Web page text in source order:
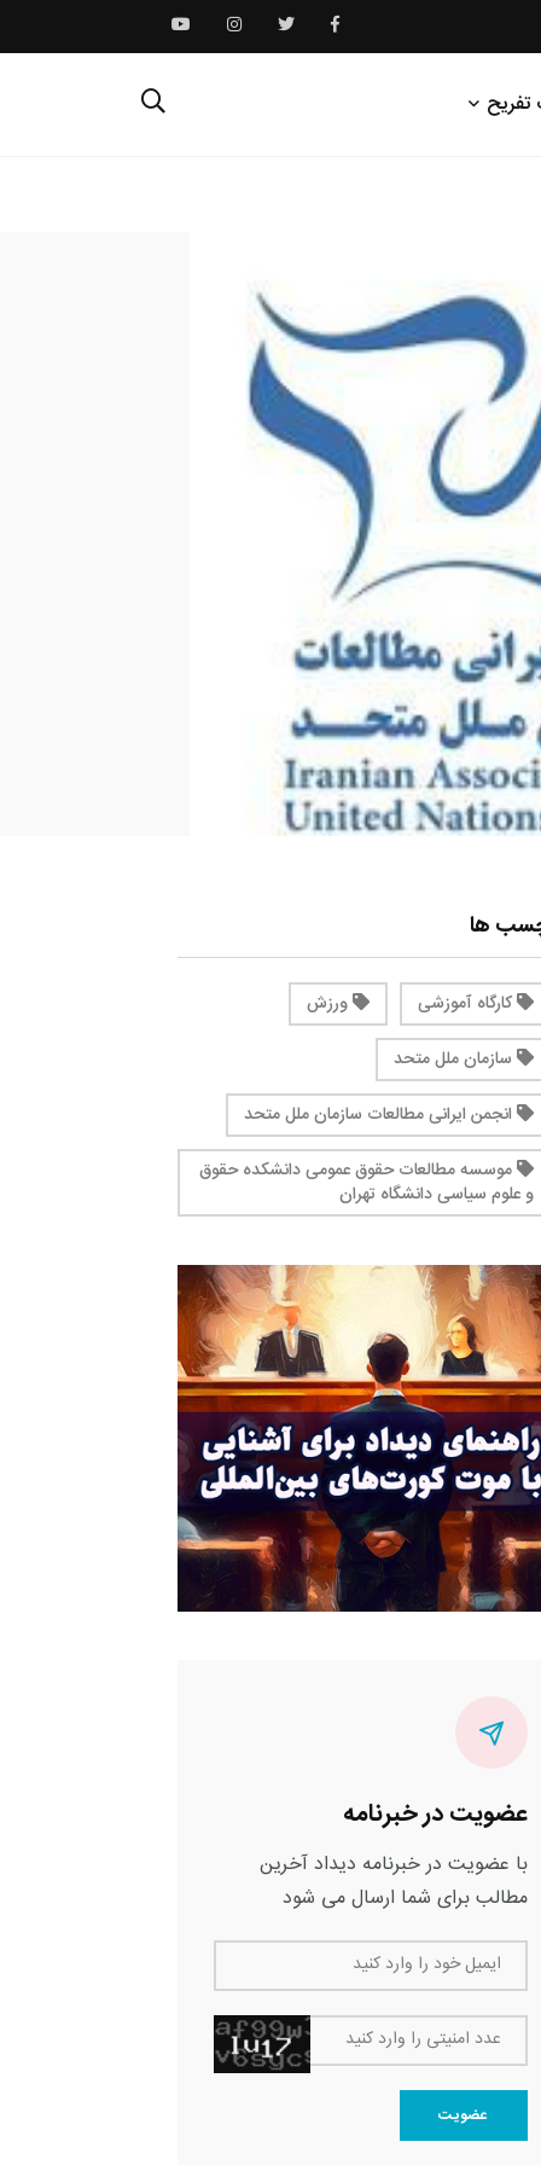
تفریح
ها
کارگاه آموزشی
ورزش
سازمان ملل متحد
انجمن ایرانی مطالعات سازمان ملل متحد
موسسه مطالعات حقوق عمومی دانشکده حقوق
و علوم سیاسی دانشگاه تهران
عضویت در خبرنامه
با عضویت در خبرنامه دیداد آخرین
مطالب برای شما ارسال می شود
ایمیل خود را وارد کنید
عدد امنیتی را وارد کنید
عضویت